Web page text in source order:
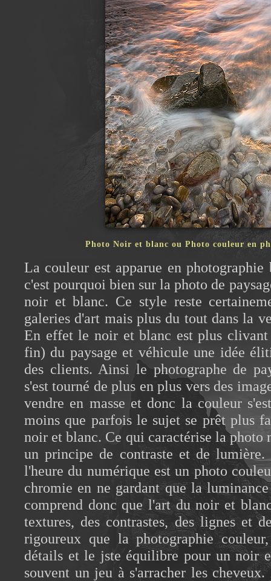
Photo Noir et blanc ou Photo couleur en
La couleur est apparue en
c'est pourquoi bien sur la photo de
noir et blanc. Ce style reste
galeries d'art mais plus du tout dans la
En effet le noir et blanc est plus
fin) du paysage et véhicule une idée
des clients. Ainsi le photographe de
s'est tourné de plus en plus vers des
vendre en masse et donc la couleur
moins que parfois le sujet se prêt plus
noir et blanc. Ce qui caractérise la photo
un principe de contraste et de
l'heure du numérique est un photo
chromie en ne gardant que la
comprend donc que l'art du noir et
textures, des contrastes, des lignes et
rigoureux que la photographie
détails et le jste équilibre pour un noir
souvent un jeu à s'arracher les